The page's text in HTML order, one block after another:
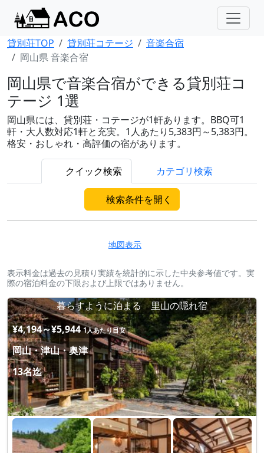
貸別荘TOP 貸別荘コテージ
音楽合宿
岡山県 音楽合宿
岡山県で音楽合宿ができる貸別荘コ
テージ 1選
岡山県には、貸別荘・コテージが1軒あります。BBQ可1
軒・大人数対応1軒と充実。1人あたり5,383円～5,383円。
格安・おしゃれ・高評価の宿があります。
クイック検索 カテゴリ検索
検索条件を開く
地図表示
表示料金は過去の見積り実績を統計的に示した中央参考値です。実
際の宿泊料金の下限および上限ではありません。
暮らすように泊まる 里山の隠れ宿
¥4,194～¥5,944 1人あたり目安
岡山・津山・奥津
13名迄